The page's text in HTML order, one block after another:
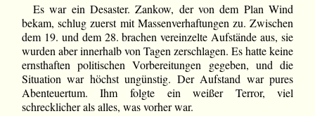
Es war ein Desaster. Zankow, der von dem Plan Wind
bekam, schlug zuerst mit Massenverhaftungen zu. Zwischen
dem 19. und dem 28. brachen vereinzelte Aufstände aus, sie
wurden aber innerhalb von Tagen zerschlagen. Es hatte keine
ernsthaften politischen Vorbereitungen gegeben, und die
Situation war höchst ungünstig. Der Aufstand war pures
Abenteuertum. Ihm folgte ein weißer Terror, viel
schrecklicher als alles, was vorher war.